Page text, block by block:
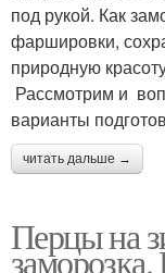
под рукой. Как
фаршировки,
природную
Рассмотрим и
варианты
читать дальше →
Перцы на